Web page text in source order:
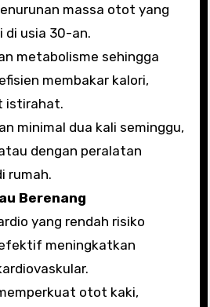
massa otot yang
di usia 30-an.
metabolisme sehingga
membakar kalori,
istirahat.
minimal dua kali seminggu,
dengan peralatan
rumah.
Berenang
yang rendah risiko
meningkatkan
otot kaki,